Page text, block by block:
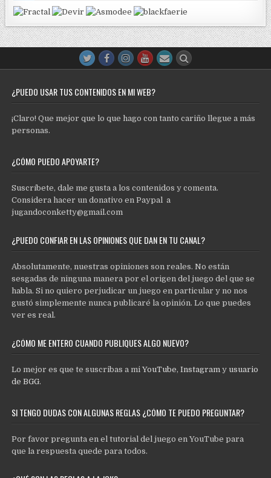
¿PUEDO USAR TUS CONTENIDOS EN MI WEB?
¡Claro! Que mejor que lo que hago con tanto cariño llegue a más
personas.
¿CÓMO PUEDO APOYARTE?
Suscríbete, dale me gusta a los contenidos y comenta.
Considera hacer un donativo en Paypal a
jugandoconketty@gmail.com
¿PUEDO CONFIAR EN LAS OPINIONES QUE DAN EN TU CANAL?
Absolutamente, nuestras opiniones son reales. No están
sesgadas de ninguna manera por el origen del juego del que se
habla. Si no quiero perjudicar un juego en particular y no nos
gustó simplemente nunca publicaré la opinión. Lo que puedes
ver es real.
¿CÓMO ME ENTERO CUANDO PUBLIQUES ALGO NUEVO?
Lo mejor es que te suscribas a miYouTube,Instagram y usuario
de BGG.
SI TENGO DUDAS CON ALGUNAS REGLAS ¿CÓMO TE PUEDO PREGUNTAR?
Por favor pregunta en el tutorial del juego en YouTube para
que la respuesta quede para todos.